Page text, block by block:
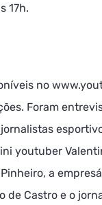
17h.
no
Foram
youtuber
a
de Castro e o